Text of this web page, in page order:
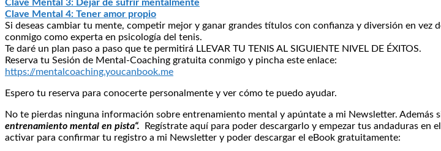
Clave Mental 3: Dejar de sufrir mentalmente
Clave Mental 4: Tener amor propio
Si deseas cambiar tu mente, competir mejor y ganar grandes títulos con confianza y diversión en
conmigo como experta en psicología del tenis.
Te daré un plan paso a paso que te permitirá LLEVAR TU TENIS AL SIGUIENTE NIVEL DE ÉXITOS.
Reserva tu Sesión de Mental-Coaching gratuita conmigo y pincha este enlace:
https://mentalcoaching.youcanbook.me
Espero tu reserva para conocerte personalmente y ver cómo te puedo ayudar.
No te pierdas ninguna información sobre entrenamiento mental y apúntate a mi Newsletter.
entrenamiento mental en pista“.
Regístrate aquí para poder descargarlo y empezar tus andaduras
activar para confirmar tu registro a mi Newsletter y poder descargar el eBook gratuitamente: